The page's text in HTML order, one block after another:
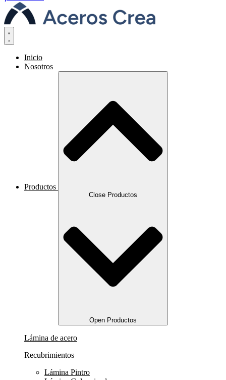
Inicio
Nosotros
Productos
Close Productos
Open Productos
Lámina de acero
Recubrimientos
Lámina Pintro